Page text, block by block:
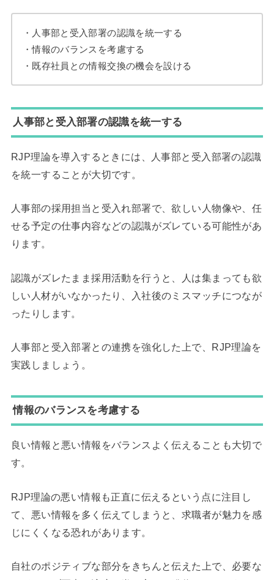
・人事部と受入部署の認識を統一する
・情報のバランスを考慮する
・既存社員との情報交換の機会を設ける
人事部と受入部署の認識を統一する
RJP理論を導入するときには、人事部と受入部署の認識
を統一することが大切です。
人事部の採用担当と受入れ部署で、欲しい人物像や、任
せる予定の仕事内容などの認識がズレている可能性があ
ります。
認識がズレたまま採用活動を行うと、人は集まっても欲
しい人材がいなかったり、入社後のミスマッチにつなが
ったりします。
人事部と受入部署との連携を強化した上で、RJP理論を
実践しましょう。
情報のバランスを考慮する
良い情報と悪い情報をバランスよく伝えることも大切で
す。
RJP理論の悪い情報も正直に伝えるという点に注目し
て、悪い情報を多く伝えてしまうと、求職者が魅力を感
じにくくなる恐れがあります。
自社のポジティブな部分をきちんと伝えた上で、必要な